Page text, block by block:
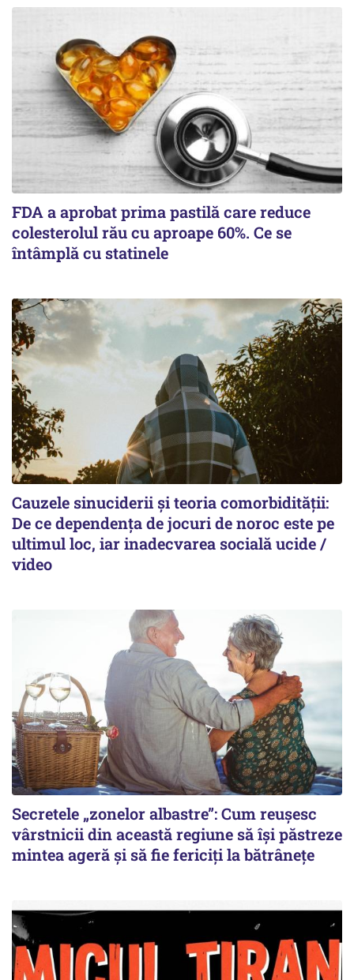
FDA a aprobat prima pastilă care reduce
colesterolul rău cu aproape 60%. Ce se
întâmplă cu statinele
Cauzele sinuciderii și teoria comorbidității:
De ce dependența de jocuri de noroc este pe
ultimul loc, iar inadecvarea socială ucide /
video
Secretele „zonelor albastre”: Cum reușesc
vârstnicii din această regiune să își păstreze
mintea ageră și să fie fericiți la bătrânețe